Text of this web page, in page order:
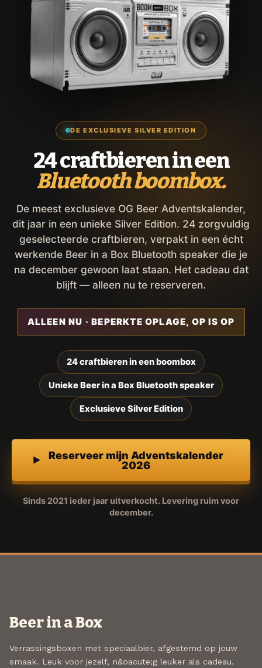
DE EXCLUSIEVE SILVER EDITION
24 craftbieren in een
Bluetooth boombox.
De meest exclusieve OG Beer Adventskalender,
dit jaar in een unieke Silver Edition. 24 zorgvuldig
geselecteerde craftbieren, verpakt in een écht
werkende Beer in a Box Bluetooth speaker die je
na december gewoon laat staan. Het cadeau dat
blijft — alleen nu te reserveren.
ALLEEN NU · BEPERKTE OPLAGE, OP IS OP
24 craftbieren in een boombox
Unieke Beer in a Box Bluetooth speaker
Exclusieve Silver Edition
Reserveer mijn Adventskalender
2026
Sinds 2021 ieder jaar uitverkocht. Levering ruim voor
december.
Beer in a Box
Verrassingsboxen met speciaalbier, afgestemd op jouw
smaak. Leuk voor jezelf, n&oacute;g leuker als cadeau.